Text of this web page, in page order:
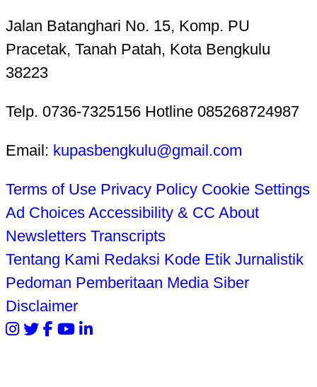
Jalan Batanghari No. 15, Komp. PU
Pracetak, Tanah Patah, Kota Bengkulu
38223
Telp. 0736-7325156 Hotline 085268724987
Email: kupasbengkulu@gmail.com
Terms of Use Privacy Policy Cookie Settings
Ad Choices Accessibility & CC About
Newsletters Transcripts
Tentang Kami Redaksi Kode Etik Jurnalistik
Pedoman Pemberitaan Media Siber
Disclaimer